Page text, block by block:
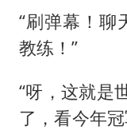
“刷弹幕！聊
教练！”
“呀，这就是
了，看今年